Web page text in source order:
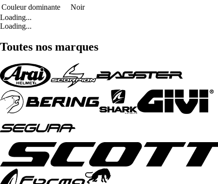
Couleur dominante
Noir
Loading...
Loading...
Toutes nos marques